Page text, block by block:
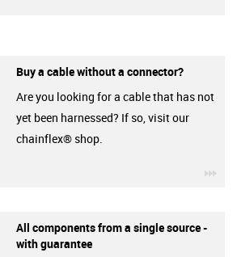
Buy a cable without a connector?
Are you looking for a cable that has not
yet been harnessed? If so, visit our
chainflex® shop.
All components from a single source -
with guarantee